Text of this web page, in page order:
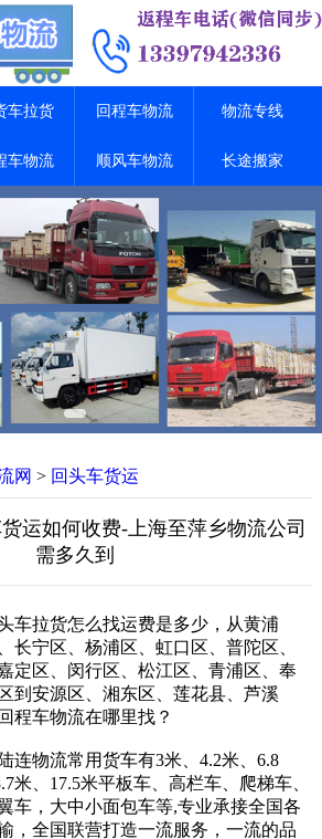
车拉货 回程车物流 物流专线
车物流 顺风车物流 长途搬家
网 > 回头车货运
运如何收费-上海至萍乡物流公司
需多久到
车拉货怎么找运费是多少，从黄浦
长宁区、杨浦区、虹口区、普陀区、
定区、闵行区、松江区、青浦区、奉
到安源区、湘东区、莲花县、芦溪
程车物流在哪里找？
连物流常用货车有3米、4.2米、6.8
米、17.5米平板车、高栏车、爬梯车、
车，大中小面包车等,专业承接全国各
，全国联营打造一流服务，一流的品